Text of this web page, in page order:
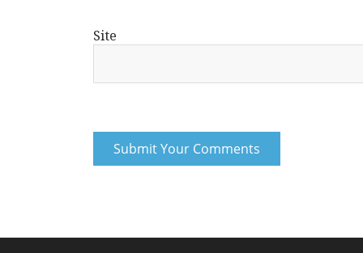
Site